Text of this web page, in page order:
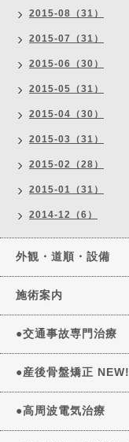
2015-08（31）
2015-07（31）
2015-06（30）
2015-05（31）
2015-04（30）
2015-03（31）
2015-02（28）
2015-01（31）
2014-12（6）
外観・道順・設備
施術案内
●交通事故専門治療
●産後骨盤矯正 NEW!
●高周波電気治療